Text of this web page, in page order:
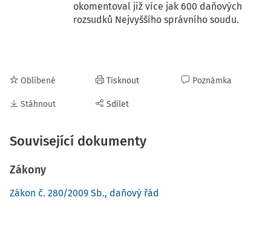
okomentoval již více jak 600 daňových
rozsudků Nejvyššího správního soudu.
Oblíbené
Stáhnout
Tisknout
Sdílet
Poznámka
Související dokumenty
Zákony
Zákon č. 280/2009 Sb., daňový řád